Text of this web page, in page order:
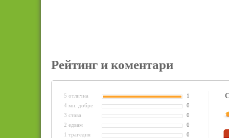
Рейтинг и коментари
5 отлична
1
4 мн. добре
0
3 става
0
2 едвам
0
1 трагедия
0